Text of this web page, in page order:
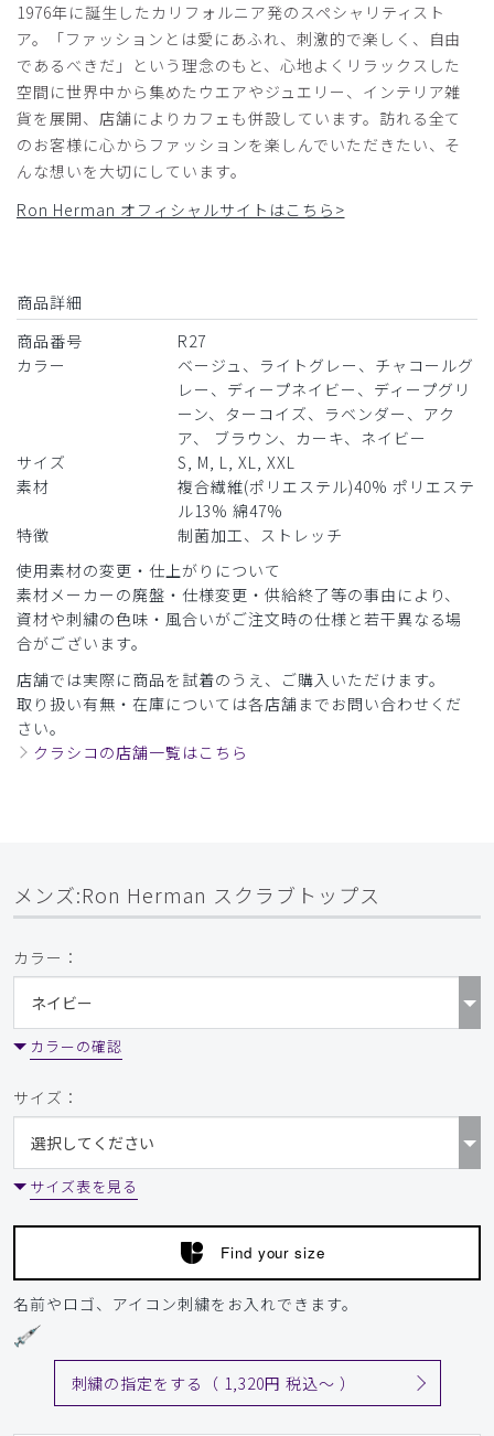
歯科医院で使用しています。
生地の質感や色彩に満足しています。
商品：R27メンズ:Ron Herman スクラブトップス/カー
キ/XL
役に立った 0
購入確認済み
年齢:50代 151-155cm
サイズ感
大きめ
よく伸びる
伸びない
厚い
ロンハーマンのスクラブ 、気に入りました。
商品：
R27メンズ:Ron Herman スクラブトップス/ライ
​7 ​8
1976年に誕生したカリフォルニア発のスペシャリティスト
ア。「ファッションとは愛にあふれ、刺激的で楽しく、自由
であるべきだ」という理念のもと、心地よくリラックスした
空間に世界中から集めたウエアやジュエリー、インテリア雑
貨を展開、店舗によりカフェも併設しています。訪れる全て
のお客様に心からファッションを楽しんでいただきたい、そ
んな想いを大切にしています。
Ron Herman オフィシャルサイトはこちら>
商品詳細
商品番号
R27
カラー
ベージュ、ライトグレー、チャコールグ
レー、ディープネイビー、ディープグリ
ーン、ターコイズ、ラベンダー、アク
ア、 ブラウン、カーキ、ネイビー
サイズ
S, M, L, XL, XXL
素材
複合繊維(ポリエステル)40% ポリエステ
ル13% 綿47%
特徴
制菌加工、ストレッチ
使用素材の変更・仕上がりについて
素材メーカーの廃盤・仕様変更・供給終了等の事由により、
資材や刺繍の色味・風合いがご注文時の仕様と若干異なる場
合がございます。
店舗では実際に商品を試着のうえ、ご購入いただけます。
取り扱い有無・在庫については各店舗までお問い合わせくだ
さい。
クラシコの店舗一覧はこちら
メンズ:Ron Herman スクラブトップス
カラー：
カラーの確認
サイズ：
サイズ表を見る
Find your size
名前やロゴ、アイコン刺繍をお入れできます。
刺繍の指定をする（ 1,320円 税込〜 ）